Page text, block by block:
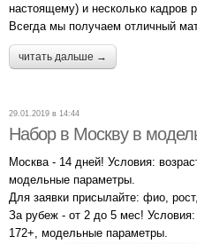
настоящему) и несколько кадров
Всегда мы получаем отличный
читать дальше →
29.01.2019 в 14:44
Набор в Москву в
Москва - 14 дней! Условия:
модельные параметры.
Для заявки присылайте: фио,
За рубеж - от 2 до 5 мес! Условия:
172+, модельные параметры.